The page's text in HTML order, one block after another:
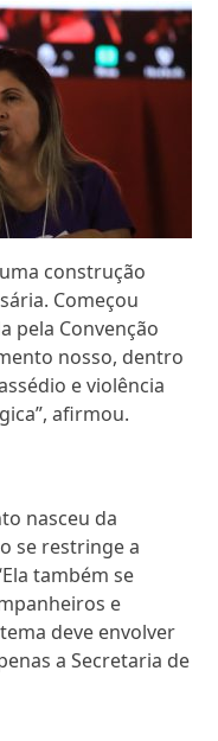
construção
Começou
pela Convenção
nosso, dentro
e violência
afirmou.
nasceu da
se restringe a
também se
e
deve envolver
a Secretaria de